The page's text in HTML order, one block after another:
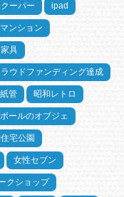
クーパー ipad
マンション
家具
ウドファンディング達成
紙管 昭和レトロ
ールのオブジェ
宅公園
女性セブン
クショップ